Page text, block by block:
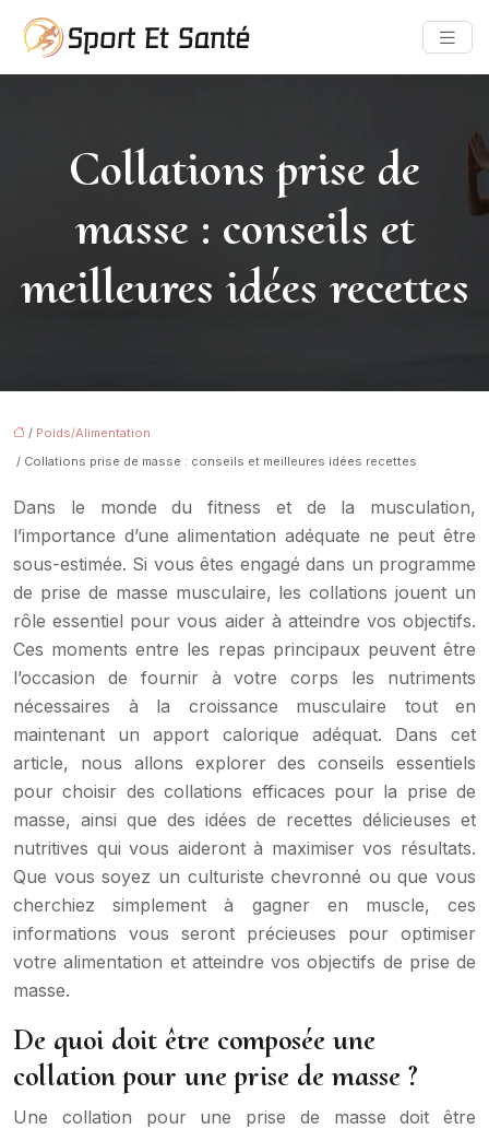
Collations prise de
masse : conseils et
meilleures idées recettes
/ Poids/Alimentation
/ Collations prise de masse : conseils et meilleures idées recettes
Dans le monde du fitness et de la musculation,
l’importance d’une alimentation adéquate ne peut être
sous-estimée. Si vous êtes engagé dans un programme
de prise de masse musculaire, les collations jouent un
rôle essentiel pour vous aider à atteindre vos objectifs.
Ces moments entre les repas principaux peuvent être
l’occasion de fournir à votre corps les nutriments
nécessaires à la croissance musculaire tout en
maintenant un apport calorique adéquat. Dans cet
article, nous allons explorer des conseils essentiels
pour choisir des collations efficaces pour la prise de
masse, ainsi que des idées de recettes délicieuses et
nutritives qui vous aideront à maximiser vos résultats.
Que vous soyez un culturiste chevronné ou que vous
cherchiez simplement à gagner en muscle, ces
informations vous seront précieuses pour optimiser
votre alimentation et atteindre vos objectifs de prise de
masse.
De quoi doit être composée une
collation pour une prise de masse ?
Une collation pour une prise de masse doit être